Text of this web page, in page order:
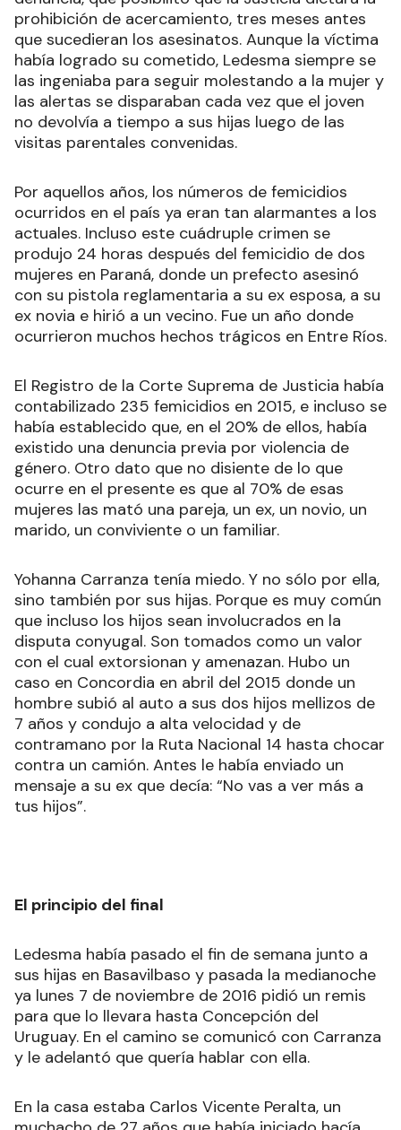
prohibición de acercamiento, tres meses antes
que sucedieran los asesinatos. Aunque la víctima
había logrado su cometido, Ledesma siempre se
las ingeniaba para seguir molestando a la mujer y
las alertas se disparaban cada vez que el joven
no devolvía a tiempo a sus hijas luego de las
visitas parentales convenidas.
Por aquellos años, los números de femicidios
ocurridos en el país ya eran tan alarmantes a los
actuales. Incluso este cuádruple crimen se
produjo 24 horas después del femicidio de dos
mujeres en Paraná, donde un prefecto asesinó
con su pistola reglamentaria a su ex esposa, a su
ex novia e hirió a un vecino. Fue un año donde
ocurrieron muchos hechos trágicos en Entre Ríos.
El Registro de la Corte Suprema de Justicia había
contabilizado 235 femicidios en 2015, e incluso se
había establecido que, en el 20% de ellos, había
existido una denuncia previa por violencia de
género. Otro dato que no disiente de lo que
ocurre en el presente es que al 70% de esas
mujeres las mató una pareja, un ex, un novio, un
marido, un conviviente o un familiar.
Yohanna Carranza tenía miedo. Y no sólo por ella,
sino también por sus hijas. Porque es muy común
que incluso los hijos sean involucrados en la
disputa conyugal. Son tomados como un valor
con el cual extorsionan y amenazan. Hubo un
caso en Concordia en abril del 2015 donde un
hombre subió al auto a sus dos hijos mellizos de
7 años y condujo a alta velocidad y de
contramano por la Ruta Nacional 14 hasta chocar
contra un camión. Antes le había enviado un
mensaje a su ex que decía: “No vas a ver más a
tus hijos”.
El principio del final
Ledesma había pasado el fin de semana junto a
sus hijas en Basavilbaso y pasada la medianoche
ya lunes 7 de noviembre de 2016 pidió un remis
para que lo llevara hasta Concepción del
Uruguay. En el camino se comunicó con Carranza
y le adelantó que quería hablar con ella.
En la casa estaba Carlos Vicente Peralta, un